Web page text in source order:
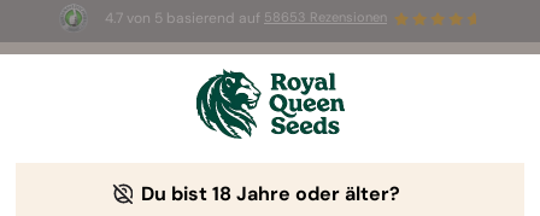
4.7 von 5 basierend auf 58653 Rezensionen
Cannabis Seedfinder
Du bist 18 Jahre oder älter?